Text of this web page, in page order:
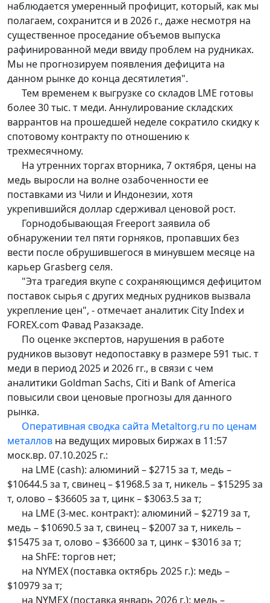
наблюдается умеренный профицит, который, как мы
полагаем, сохранится и в 2026 г., даже несмотря на
существенное проседание объемов выпуска
рафинированной меди ввиду проблем на рудниках.
Мы не прогнозируем появления дефицита на
данном рынке до конца десятилетия".
Тем временем к выгрузке со складов LME готовы
более 30 тыс. т меди. Аннулирование складских
варрантов на прошедшей неделе сократило скидку к
спотовому контракту по отношению к
трехмесячному.
На утренних торгах вторника, 7 октября, цены на
медь выросли на волне озабоченности ее
поставками из Чили и Индонезии, хотя
укрепившийся доллар сдерживал ценовой рост.
Горнодобывающая Freeport заявила об
обнаружении тел пяти горняков, пропавших без
вести после обрушившегося в минувшем месяце на
карьер Grasberg селя.
"Эта трагедия вкупе с сохраняющимся дефицитом
поставок сырья с других медных рудников вызвала
укрепление цен", - отмечает аналитик City Index и
FOREX.com Фавад Разакзаде.
По оценке экспертов, нарушения в работе
рудников вызовут недопоставку в размере 591 тыс. т
меди в период 2025 и 2026 гг., в связи с чем
аналитики Goldman Sachs, Citi и Bank of America
повысили свои ценовые прогнозы для данного
рынка.
Оперативная сводка сайта Metaltorg.ru по ценам
металлов на ведущих мировых биржах в 11:57
моск.вр. 07.10.2025 г.:
на LME (cash): алюминий – $2715 за т, медь –
$10644.5 за т, свинец – $1968.5 за т, никель – $15295 за
т, олово – $36605 за т, цинк – $3063.5 за т;
на LME (3-мес. контракт): алюминий – $2719 за т,
медь – $10690.5 за т, свинец – $2007 за т, никель –
$15475 за т, олово – $36600 за т, цинк – $3016 за т;
на ShFE: торгов нет;
на NYMEX (поставка октябрь 2025 г.): медь –
$10979 за т;
на NYMEX (поставка январь 2026 г.): медь –